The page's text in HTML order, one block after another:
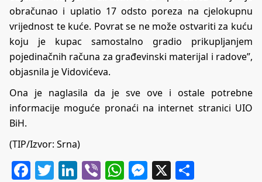
obračunao i uplatio 17 odsto poreza na cjelokupnu
vrijednost te kuće. Povrat se ne može ostvariti za kuću
koju je kupac samostalno gradio prikupljanjem
pojedinačnih računa za građevinski materijal i radove”,
objasnila je Vidovićeva.
Ona je naglasila da je sve ove i ostale potrebne
informacije moguće pronaći na internet stranici UIO
BiH.
(TIP/Izvor: Srna)
Facebook
Twitter
LinkedIn
ViberWhatsApp
Messenger
X